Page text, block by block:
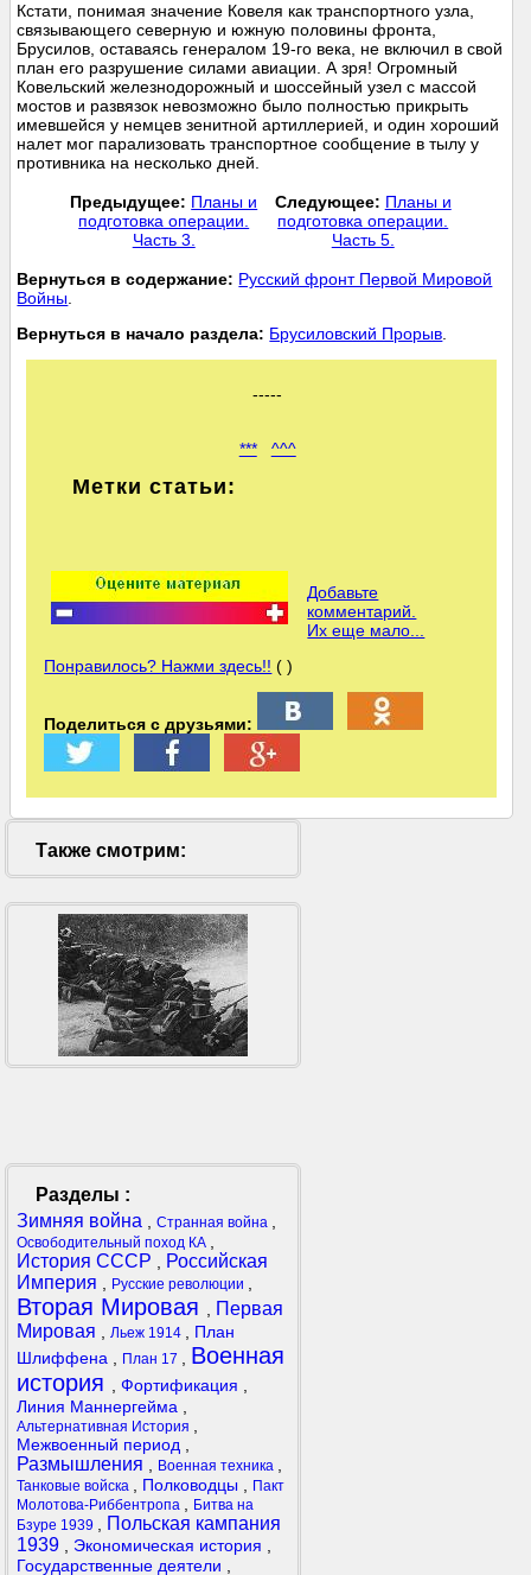
Кстати, понимая значение Ковеля как транспортного узла,
связывающего северную и южную половины фронта,
Брусилов, оставаясь генералом 19-го века, не включил в свой
план его разрушение силами авиации. А зря! Огромный
Ковельский железнодорожный и шоссейный узел с массой
мостов и развязок невозможно было полностью прикрыть
имевшейся у немцев зенитной артиллерией, и один хороший
налет мог парализовать транспортное сообщение в тылу у
противника на несколько дней.
Предыдущее: Планы и
подготовка операции.
Часть 3.
Следующее: Планы и
подготовка операции.
Часть 5.
Вернуться в содержание: Русский фронт Первой Мировой
Войны
Вернуться в начало раздела: Брусиловский Прорыв
-----
*** ^^^
Метки статьи:
Добавьте
комментарий.
Их еще мало...
Понравилось? Нажми здесь!! ( )
Поделиться с друзьями:
Также смотрим:
Разделы :
Зимняя война
Странная война
Освободительный поход КА
История СССР
Российская
Империя
Русские революции
Вторая Мировая
Первая
Мировая
Льеж 1914
План
Шлиффена
План 17
Военная
история
Фортификация
Линия Маннергейма
Альтернативная История
Межвоенный период
Размышления Военная техника
Танковые войска Полководцы
Пакт
Молотова-Риббентропа
Битва на
Бзуре 1939
Польская кампания
1939
Экономическая история
Государственные деятели